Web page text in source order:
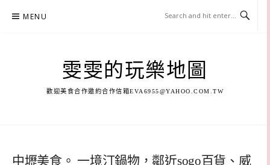
MENU
雯雯的玩樂地圖
歡迎美食合作邀約合作信箱EVA6955@YAHOO.COM.TW
中壢美食。 一境汀鍋物，鄰近sogo百貨、威